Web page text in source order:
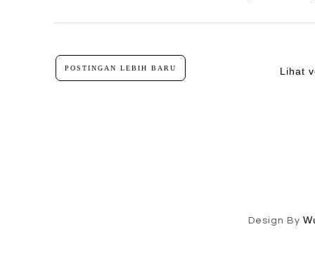
POSTINGAN LEBIH BARU Lihat
Design By